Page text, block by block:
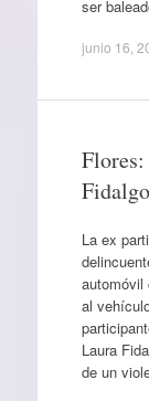
ser
junio 16,
Fidalgo
La ex
automóvil
al
Laura
de un